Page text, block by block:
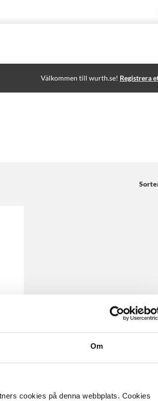
Om
cookies på denna webbplats. Cookies
Välkommen till wurth.se! Registrera